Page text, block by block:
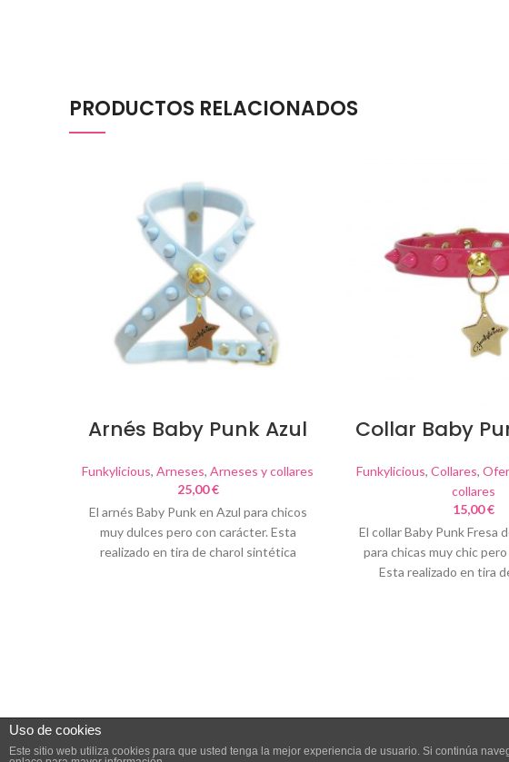
PRODUCTOS RELACIONADOS
Arnés Baby Punk Azul
Funkylicious, Arneses, Arneses y collares
25,00€
El arnés Baby Punk en Azul para chicos
muy dulces pero con carácter. Esta
realizado en tira de charol sintética
Collar Baby
Funkylicious, Collares,
collares
15,00€
El collar Baby Punk Fresa
para chicas muy chic
Esta realizado en tira
Uso de cookies
Este sitio web utiliza cookies para que usted tenga la mejor experiencia de usuario. Si continúa